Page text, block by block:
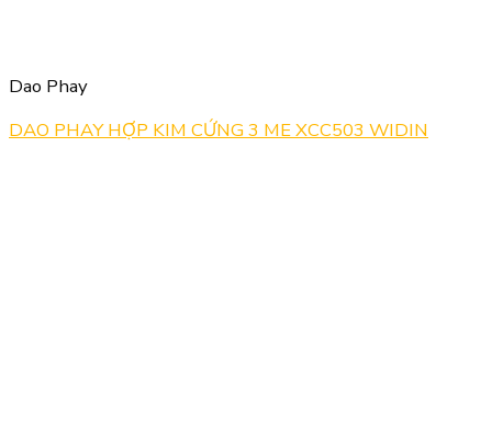
Dao Phay
DAO PHAY HỢP KIM CỨNG 3 ME XCC503 WIDIN